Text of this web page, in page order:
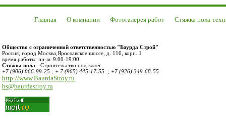
Главная О компании Фотогалерея работ Стяжка пола-
Общество с ограниченной ответственностью "Баурда Строй"
Россия город Москва Ярославское шоссе, д. 116, корп. 1
время работы: пн-вс 9:00-19:00
Стяжка пола - Строительство под ключ
+7 (906) 066-99-25 ; + 7 (965) 445-17-55 ; +7 (926) 349-68-55
http://www.BaurdaStroy.ru
bs@baurdastroy.ru